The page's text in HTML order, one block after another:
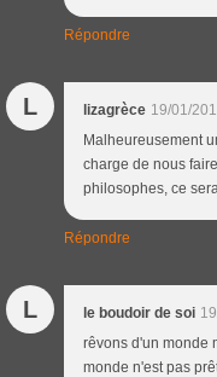
Répondre
L lizagrèce 19/01/
Malheureusement
charge de nous
philosophes, ce
Répondre
L le boudoir de soi
rêvons d'un monde
monde n'est pas